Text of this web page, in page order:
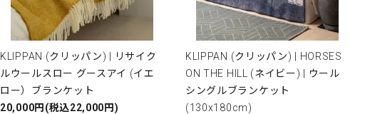
KLIPPAN (クリッパン) | リサイク
ルウールスロー グースアイ (イエ
ロー）ブランケット
20,000円(税込22,000円)
KLIPPAN (クリッパン) | HORSES
ON THE HILL (ネイビー) | ウール
シングルブランケット
(130x180cm)